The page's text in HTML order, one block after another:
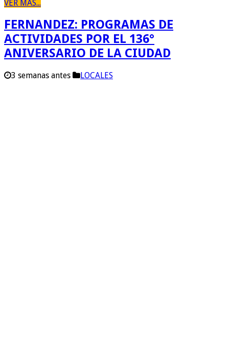
VER MAS...
FERNANDEZ: PROGRAMAS DE
ACTIVIDADES POR EL 136°
ANIVERSARIO DE LA CIUDAD
3 semanas antes LOCALES